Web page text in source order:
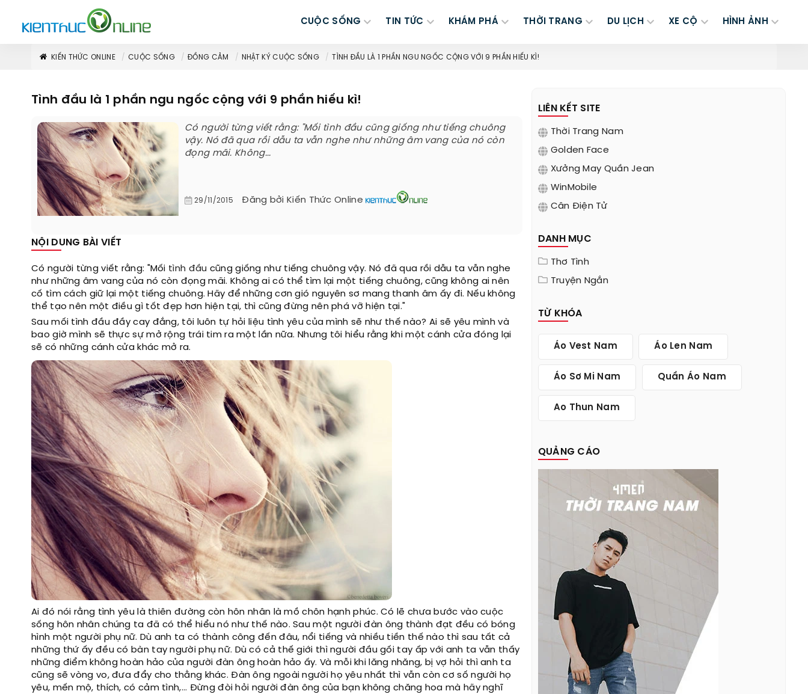
CUỘC SỐNG TIN TỨC KHÁM PHÁ THỜI TRANG DU LỊCH XE CỘ HÌNH ẢNH
KIẾN THỨC ONLINE CUỘC SỐNG ĐỒNG CẢM NHẬT KÝ CUỘC SỐNG TÌNH ĐẦU LÀ 1 PHẦN NGU NGỐC CỘNG VỚI 9 PHẦN HIẾU KÌ!
Tình đầu là 1 phần ngu ngốc cộng với 9 phần hiếu kì!
Có người từng viết rằng: "Mối tình đầu cũng giống như tiếng chuông
vậy. Nó đã qua rồi dẫu ta vẫn nghe như những âm vang của nó còn
đọng mãi. Không...
29/11/2015 Đăng bởi Kiến Thức Online
NỘI DUNG BÀI VIẾT
Có người từng viết rằng: "Mối tình đầu cũng giống như tiếng chuông vậy. Nó đã qua rồi dẫu ta vẫn nghe
như những âm vang của nó còn đọng mãi. Không ai có thể tìm lại một tiếng chuông, cũng không ai nên
cố tìm cách giữ lại một tiếng chuông. Hãy để những cơn gió nguyên sơ mang thanh âm ấy đi. Nếu không
thể tạo nên một điều gì tốt đẹp hơn hiện tại, thì cũng đừng nên phá vỡ hiện tại."
Sau mối tình đầu đầy cay đắng, tôi luôn tự hỏi liệu tình yêu của mình sẽ như thế nào? Ai sẽ yêu mình và
bao giờ mình sẽ thực sự mở rộng trái tim ra một lần nữa. Nhưng tôi hiểu rằng khi một cánh cửa đóng lại
sẽ có những cánh cửa khác mở ra.
Ai đó nói rằng tình yêu là thiên đường còn hôn nhân là mồ chôn hạnh phúc. Có lẽ chưa bước vào cuộc
sống hôn nhân chúng ta đã có thể hiểu nó như thế nào. Sau một người đàn ông thành đạt đều có bóng
hình một người phụ nữ. Dù anh ta có thành công đến đâu, nổi tiếng và nhiều tiền thế nào thì sau tất cả
những thứ ấy đều có bàn tay người phụ nữ. Dù có cả thế giới thì người đầu gối tay ấp với anh ta vẫn thấy
những điểm không hoàn hảo của người đàn ông hoàn hảo ấy. Và mỗi khi lăng nhăng, bị vợ hỏi thì anh ta
cũng sẽ vòng vo, đưa đẩy cho thằng khác. Đàn ông ngoài người họ yêu nhất thì vẫn còn cơ số người họ
yêu, mến mộ, thích, có cảm tình,... Đừng đòi hỏi người đàn ông của bạn không chăng hoa mà hãy nghĩ
LIÊN KẾT SITE
Thời Trang Nam
Golden Face
Xưởng May Quần Jean
WinMobile
Cân Điện Tử
DANH MỤC
Thơ Tình
Truyện Ngắn
TỪ KHÓA
Áo Vest Nam Áo Len Nam
Áo Sơ Mi Nam Quần Áo Nam
Ao Thun Nam
QUẢNG CÁO